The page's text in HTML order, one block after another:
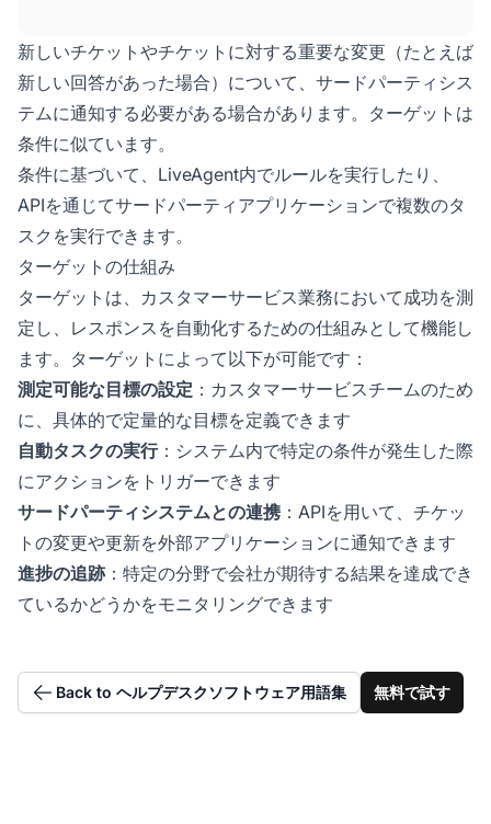
ーサービス戦略を支えます。
新しいチケットやチケットに対する重要な変更（たとえば
新しい回答があった場合）について、サードパーティシス
テムに通知する必要がある場合があります。ターゲットは
条件に似ています。
条件に基づいて、LiveAgent内でルールを実行したり、
APIを通じてサードパーティアプリケーションで複数のタ
スクを実行できます。
ターゲットの仕組み
ターゲットは、カスタマーサービス業務において成功を測
定し、レスポンスを自動化するための仕組みとして機能し
ます。ターゲットによって以下が可能です：
測定可能な目標の設定 ：カスタマーサービスチームのため
に、具体的で定量的な目標を定義できます
自動タスクの実行：システム内で特定の条件が発生した際
にアクションをトリガーできます
サードパーティシステムとの連携 ：APIを用いて、チケッ
トの変更や更新を外部アプリケーションに通知できます
進捗の追跡：特定の分野で会社が期待する結果を達成でき
ているかどうかをモニタリングできます
Back to ヘルプデスクソフトウェア用語集 無料で試す